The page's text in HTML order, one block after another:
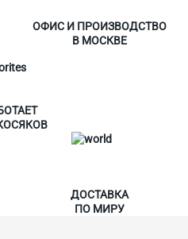
ОФИС И ПРОИЗВОДСТВО
В МОСКВЕ
ДОСТАВКА
ПО МИРУ